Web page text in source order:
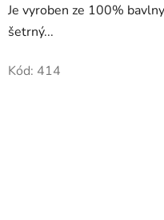
Je vyroben ze 100%
šetrný...
Kód: 414